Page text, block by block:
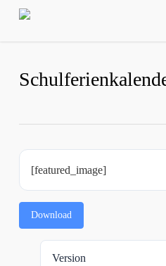
Skip
[featured_image]
Download
Version